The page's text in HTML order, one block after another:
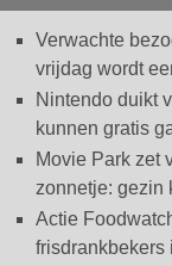
Verwachte
vrijdag wordt
Nintendo duikt
kunnen gratis
Movie Park zet
zonnetje: gezin
Actie
frisdrankbekers